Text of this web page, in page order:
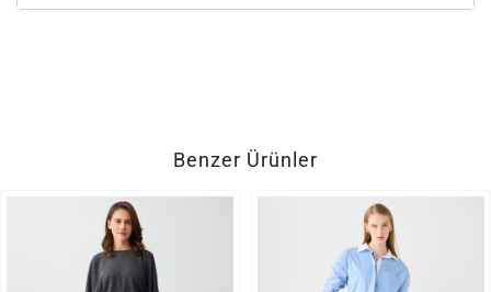
Benzer Ürünler